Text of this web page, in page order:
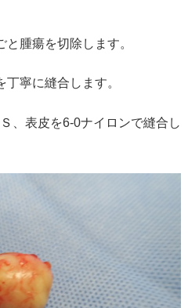
腫瘍を切除します。
寧に縫合します。
、表皮を6-0ナイロンで縫合し